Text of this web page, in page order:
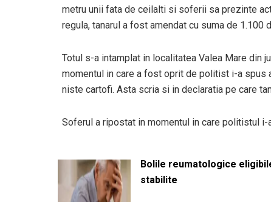
metru unii fata de ceilalti si soferii sa prezinte
regula, tanarul a fost amendat cu suma de 1.100
Totul s-a intamplat in localitatea Valea Mare din
momentul in care a fost oprit de politist i-a spus
niste cartofi. Asta scria si in declaratia pe care
Soferul a ripostat in momentul in care politistul i-
Bolile reumatologice
stabilite